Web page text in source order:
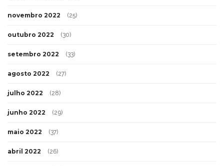
novembro 2022 (25)
outubro 2022 (30)
setembro 2022 (33)
agosto 2022 (27)
julho 2022 (28)
junho 2022 (29)
maio 2022 (37)
abril 2022 (26)